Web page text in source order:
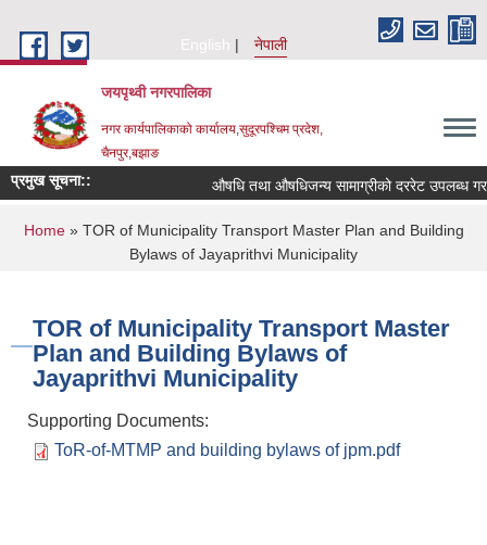
English
नेपाली
जयपृथ्वी नगरपालिका
नगर कार्यपालिकाको कार्यालय,सुदूरपश्चिम प्रदेश,
चैनपुर,बझाङ
प्रमुख सूचना:: औषधि तथा औषधिजन्य सामाग्रीको दररेट उपलब्ध
You are here
Home» TOR of Municipality Transport Master Plan and Building
Bylaws of Jayaprithvi Municipality
TOR of Municipality Transport Master
Plan and Building Bylaws of
Jayaprithvi Municipality
Supporting Documents:
ToR-of-MTMP and building bylaws of jpm.pdf